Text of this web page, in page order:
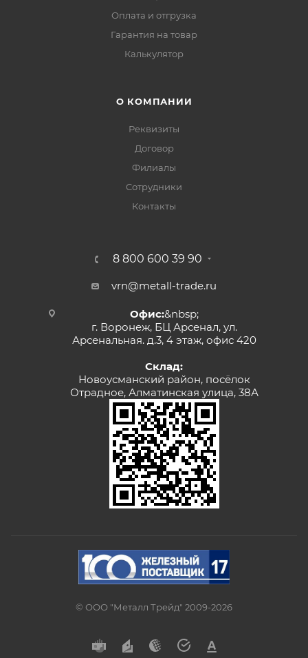
Оплата и отгрузка
Гарантия на товар
Калькулятор
О КОМПАНИИ
Реквизиты
Договор
Филиалы
Сотрудники
Контакты
8 800 600 39 90
vrn@metall-trade.ru
Офис:&nbsp;
г. Воронеж, БЦ Арсенал, ул.
Арсенальная. д.3, 4 этаж, офис 420
Склад:
Новоусманский район, посёлок
Отрадное, Алматинская улица, 38А
© ООО "Металл Трейд" 2009-2026